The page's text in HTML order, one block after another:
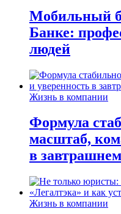
Мобильный
Банке:
людей
Жизнь в компании
Формула
масштаб,
в
Жизнь в компании